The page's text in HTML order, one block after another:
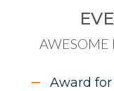
AWESOME
Award for